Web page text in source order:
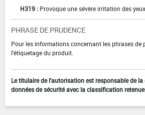
H319 : Provoque une sévère irritation des yeux
PHRASE DE PRUDENCE
Pour les informations concernant les phrases de
l'étiquetage du produit.
Le titulaire de l'autorisation est responsable de
données de sécurité avec la classification